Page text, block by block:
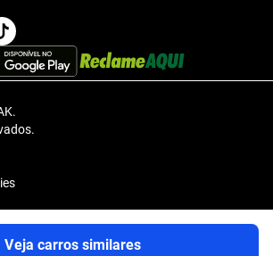
Veja carros similares
COMERCIO DE VEICULOS LTDA., inscrita no